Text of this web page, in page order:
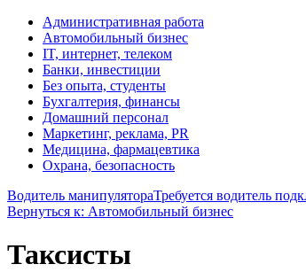
Административная работа
Автомобильный бизнес
IT, интернет, телеком
Банки, инвестиции
Без опыта, студенты
Бухгалтерия, финансы
Домашний персонал
Маркетинг, реклама, PR
Медицина, фармацевтика
Охрана, безопасность
Водитель манипулятораТребуется водитель
Вернуться к: Автомобильный бизнес
Таксисты